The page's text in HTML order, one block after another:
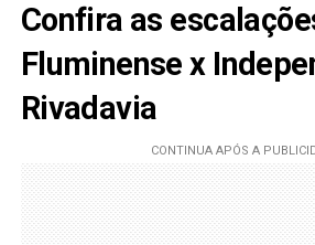
Confira as
Fluminense x
Rivadavia